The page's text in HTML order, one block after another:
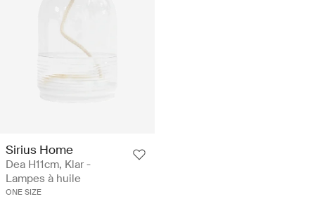
Sirius Home
Dea H11cm, Klar -
Lampes à huile
ONE SIZE